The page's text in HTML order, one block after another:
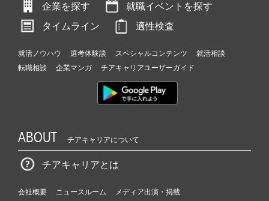
企業を探す
就職イベントを探す
タイムライン
適性検査
就活ノウハウ 選考体験談 スペシャルコンテンツ
就活相談
転職相談
企業マンガ チアキャリアユーザーガイド
ABOUT チアキャリアについて
チアキャリアとは
会社概要 ニュースルーム
メディア出演・掲載